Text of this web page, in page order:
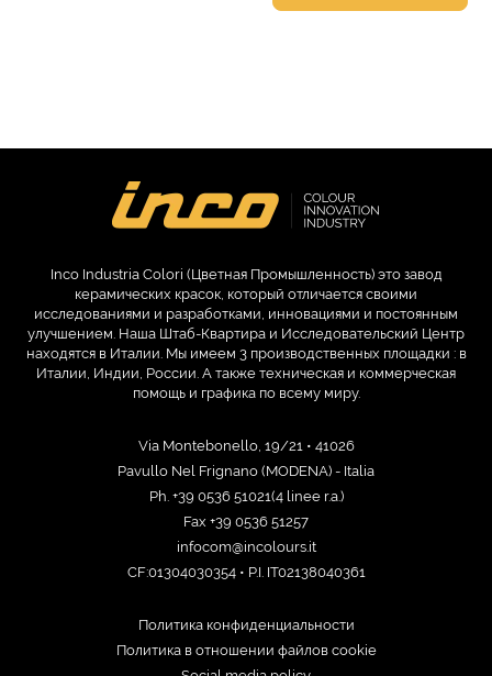
Inco Industria Colori (Цветная Промышленность) это завод
керамических красок, который отличается своими
исследованиями и разработками, инновациями и постоянным
улучшением. Наша Штаб-Квартира и Исследовательский Центр
находятся в Италии. Мы имеем 3 производственных площадки : в
Италии, Индии, России. А также техническая и коммерческая
помощь и графика по всему миру.
Via Montebonello, 19/21 • 41026
Pavullo Nel Frignano (MODENA) - Italia
Ph. +39 0536 51021(4 linee r.a.)
Fax +39 0536 51257
infocom@incolours.it
CF:01304030354 • P.I. IT02138040361
Политика конфиденциальности
Политика в отношении файлов cookie